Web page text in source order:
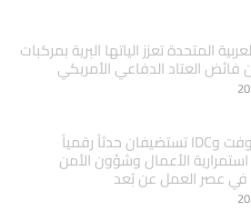
المتحدة تعزز الياتها البرية بمركبات
مايكروسوفت وIDC تستضيفان حدثاً رقمياً
الأعمال وشؤون الأمن
في عصر العمل عن بُعد